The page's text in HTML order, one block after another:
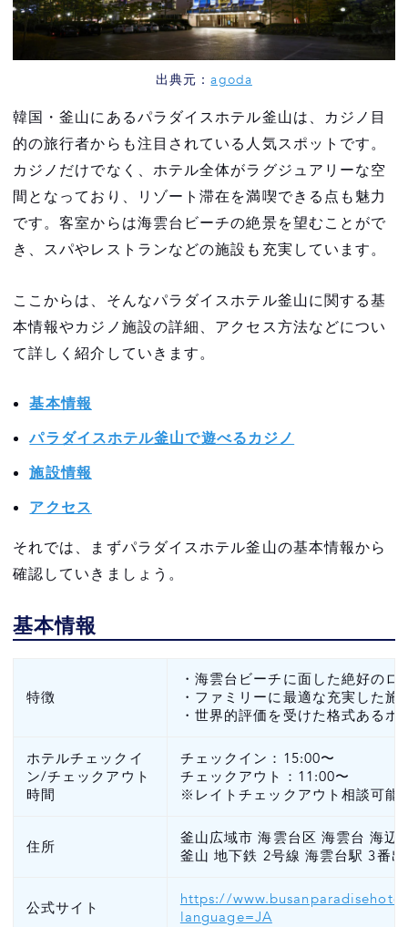
地下鉄を利用する（コスパ重視）
パラダイスホテル釜山カジノの口コミ・評判
良い口コミ・評判
悪い口コミ・評判
パラダイスホテル釜山カジノの会員カード・
VIP特典
VIP会員：プラチナとダイヤモンド
パラダイスホテル釜山でカジノを楽しむ際の
5つの注意点
注意点3：写真・動画撮影は禁止
注意点4：お酒を飲みすぎていると入場でき
注意点5：利用時間や年齢制限を確認する
韓国でカジノを楽しみたい方はインスパイ
24時間体制で日本語対応スタッフがサポート
員カードを登録してお得にカジノを楽しめる
韓国最大のカジノ・リゾート施設
出典元：agoda
韓国・釜山にあるパラダイスホテル釜山は、カジノ目
的の旅行者からも注目されている人気スポットです。
カジノだけでなく、ホテル全体がラグジュアリーな空
間となっており、リゾート滞在を満喫できる点も魅力
です。客室からは海雲台ビーチの絶景を望むことがで
き、スパやレストランなどの施設も充実しています。
ここからは、そんなパラダイスホテル釜山に関する基
本情報やカジノ施設の詳細、アクセス方法などについ
て詳しく紹介していきます。
基本情報
パラダイスホテル釜山で遊べるカジノ
施設情報
アクセス
それでは、まずパラダイスホテル釜山の基本情報から
確認していきましょう。
基本情報
特徴
・海雲台ビーチに面した絶好のロ
・ファミリーに最適な充実した施
・世界的評価を受けた格式あるホ
ホテルチェックイ
ン/チェックアウト
時間
チェックイン：15:00〜
チェックアウト：11:00〜
※レイトチェックアウト相談可能
住所
釜山広域市 海雲台区 海雲台 海辺
釜山 地下鉄 2号線 海雲台駅 3番
公式サイト
https://
language=JA